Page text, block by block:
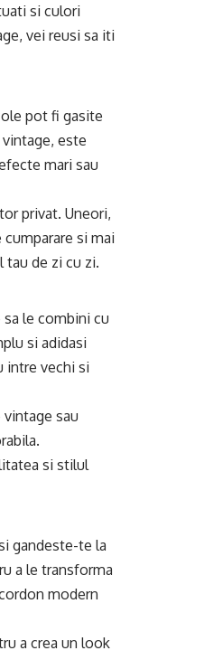
si culori
vei reusi sa iti
pot fi gasite
este
mari sau
privat. Uneori,
si mai
tau de zi cu zi.
le combini cu
si adidasi
intre vechi si
sau
si stilul
gandeste-te la
a le transforma
modern
a crea un look